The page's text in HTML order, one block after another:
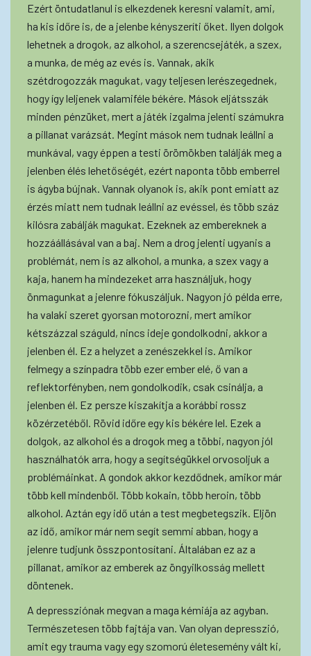
Ezért öntudatlanul is elkezdenek keresni valamit, ami,
ha kis időre is, de a jelenbe kényszeríti őket. Ilyen dolgok
lehetnek a drogok, az alkohol, a szerencsejáték, a szex,
a munka, de még az evés is. Vannak, akik
szétdrogozzák magukat, vagy teljesen lerészegednek,
hogy így leljenek valamiféle békére. Mások eljátsszák
minden pénzüket, mert a játék izgalma jelenti számukra
a pillanat varázsát. Megint mások nem tudnak leállni a
munkával, vagy éppen a testi örömökben találják meg a
jelenben élés lehetőségét, ezért naponta több emberrel
is ágyba bújnak. Vannak olyanok is, akik pont emiatt az
érzés miatt nem tudnak leállni az evéssel, és több száz
kilósra zabálják magukat. Ezeknek az embereknek a
hozzáállásával van a baj. Nem a drog jelenti ugyanis a
problémát, nem is az alkohol, a munka, a szex vagy a
kaja, hanem ha mindezeket arra használjuk, hogy
önmagunkat a jelenre fókuszáljuk. Nagyon jó példa erre,
ha valaki szeret gyorsan motorozni, mert amikor
kétszázzal száguld, nincs ideje gondolkodni, akkor a
jelenben él. Ez a helyzet a zenészekkel is. Amikor
felmegy a színpadra több ezer ember elé, ő van a
reflektorfényben, nem gondolkodik, csak csinálja, a
jelenben él. Ez persze kiszakítja a korábbi rossz
közérzetéből. Rövid időre egy kis békére lel. Ezek a
dolgok, az alkohol és a drogok meg a többi, nagyon jól
használhatók arra, hogy a segítségükkel orvosoljuk a
problémáinkat. A gondok akkor kezdődnek, amikor már
több kell mindenből. Több kokain, több heroin, több
alkohol. Aztán egy idő után a test megbetegszik. Eljön
az idő, amikor már nem segít semmi abban, hogy a
jelenre tudjunk összpontosítani. Általában ez az a
pillanat, amikor az emberek az öngyilkosság mellett
döntenek.
A depressziónak megvan a maga kémiája az agyban.
Természetesen több fajtája van. Van olyan depresszió,
amit egy trauma vagy egy szomorú életesemény vált ki,